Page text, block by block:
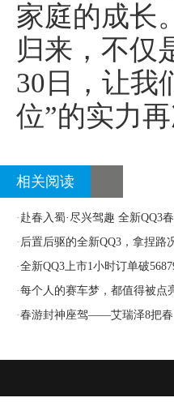
家庭的成长
归来，不仅
30日，让我
位”的实力
相关阅读
· 赴春入蜀·尽兴驾趣 全新QQ3
· 后置后驱的全新QQ3，拿捏路
·全新QQ3上市1小时订单破
·每个人的赛车梦，都值得被点
·春游封神座驾——艾瑞泽8把春